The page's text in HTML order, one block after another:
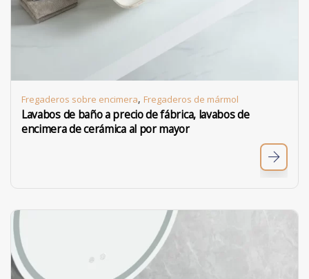
Fregaderos sobre encimera, Fregaderos de mármol
Lavabos de baño a precio de fábrica, lavabos de
encimera de cerámica al por mayor